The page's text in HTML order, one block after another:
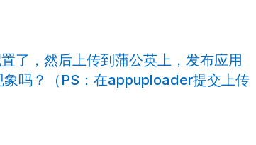
了，然后上传到蒲公英上，发布应用
吗？（PS：在appuploader提交上传